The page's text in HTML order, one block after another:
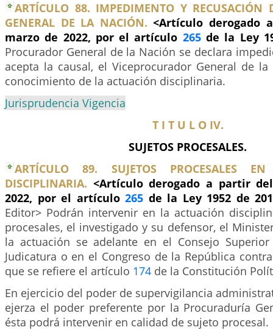
ARTÍCULO 88. IMPEDIMENTO Y RECUSACIÓN
GENERAL DE LA NACIÓN. <Artículo derogado
marzo de 2022, por el artículo 265de la Ley
Procurador General de la Nación se declara
acepta la causal, el Viceprocurador General de
conocimiento de la actuación disciplinaria.
Jurisprudencia Vigencia
T I T U L O IV.
SUJETOS PROCESALES.
ARTÍCULO 89. SUJETOS PROCESALES
DISCIPLINARIA. <Artículo derogado a partir
2022, por el artículo265 de la Ley 1952 de
Editor> Podrán intervenir en la actuación
procesales, el investigado y su defensor, el
la actuación se adelante en el Consejo
Judicatura o en el Congreso de la República
que se refiere el artículo 174 de la Constitución
En ejercicio del poder de supervigilancia
ejerza el poder preferente por la Procuraduría
ésta podrá intervenir en calidad de sujeto procesal.